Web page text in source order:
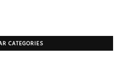
CATEGORIES